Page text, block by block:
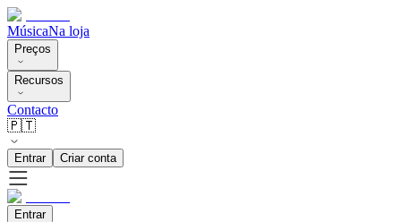
MúsicaNa loja
Preços
Recursos
Contacto
🇵🇹
Entrar Criar conta
Entrar